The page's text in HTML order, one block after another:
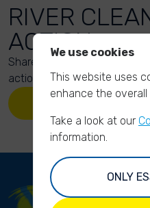
RIVER
ACTION
Share your action photos
action too!
UPLOAD
We use cookies
This website uses
enhance the overall
Take a look at our
information.
ONLY